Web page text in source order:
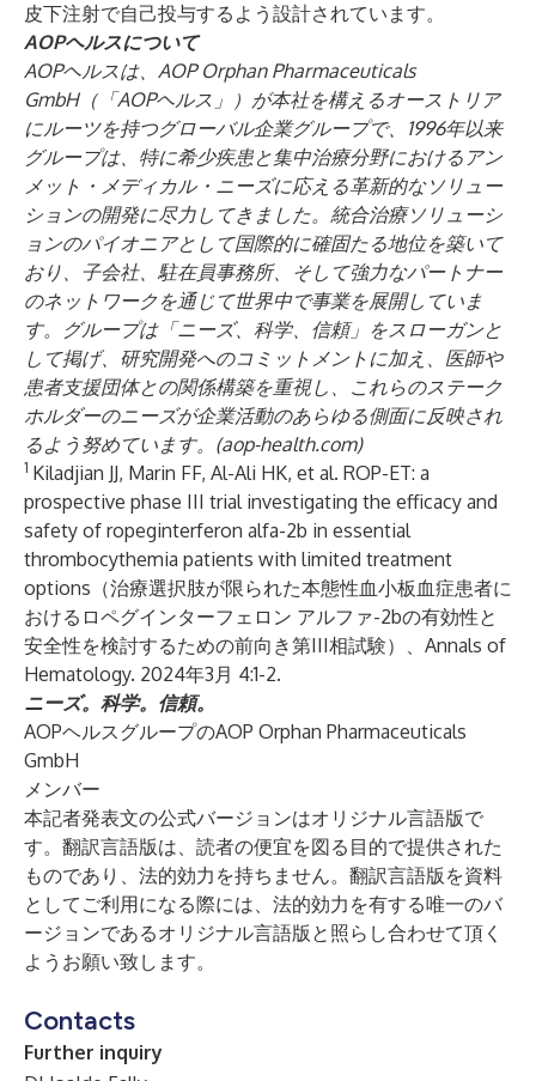
皮下注射で自己投与するよう設計されています。
AOPヘルスについて
AOPヘルスは、AOP Orphan Pharmaceuticals
GmbH（「AOPヘルス」）が本社を構えるオーストリア
にルーツを持つグローバル企業グループで、1996年以来
グループは、特に希少疾患と集中治療分野におけるアン
メット・メディカル・ニーズに応える革新的なソリュー
ションの開発に尽力してきました。統合治療ソリューシ
ョンのパイオニアとして国際的に確固たる地位を築いて
おり、子会社、駐在員事務所、そして強力なパートナー
のネットワークを通じて世界中で事業を展開していま
す。グループは「ニーズ、科学、信頼」をスローガンと
して掲げ、研究開発へのコミットメントに加え、医師や
患者支援団体との関係構築を重視し、これらのステーク
ホルダーのニーズが企業活動のあらゆる側面に反映され
るよう努めています。(aop-health.com)
1 Kiladjian JJ, Marin FF, Al-Ali HK, et al. ROP-ET: a
prospective phase III trial investigating the efficacy and
safety of ropeginterferon alfa-2b in essential
thrombocythemia patients with limited treatment
options（治療選択肢が限られた本態性血小板血症患者に
おけるロペグインターフェロン アルファ-2bの有効性と
安全性を検討するための前向き第III相試験）、Annals of
Hematology. 2024年3月 4:1-2.
ニーズ。科学。信頼。
AOPヘルスグループのAOP Orphan Pharmaceuticals
GmbH
メンバー
本記者発表文の公式バージョンはオリジナル言語版で
す。翻訳言語版は、読者の便宜を図る目的で提供された
ものであり、法的効力を持ちません。翻訳言語版を資料
としてご利用になる際には、法的効力を有する唯一のバ
ージョンであるオリジナル言語版と照らし合わせて頂く
ようお願い致します。
Contacts
Further inquiry